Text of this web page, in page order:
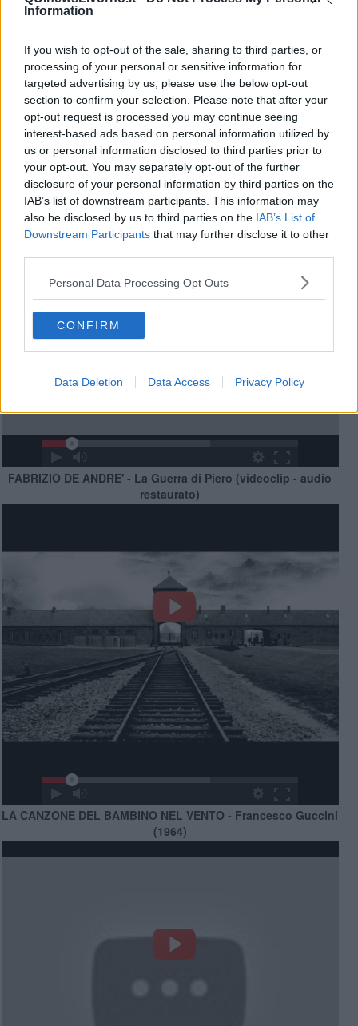
Information
If you wish to opt-out of the sale, sharing to third parties, or
processing of your personal or sensitive information for
targeted advertising by us, please use the below opt-out
section to confirm your selection. Please note that after your
opt-out request is processed you may continue seeing
interest-based ads based on personal information utilized by
us or personal information disclosed to third parties prior to
your opt-out. You may separately opt-out of the further
disclosure of your personal information by third parties on the
IAB’s list of downstream participants. This information may
also be disclosed by us to third parties on the IAB’s List of
Downstream Participants that may further disclose it to other
Personal Data Processing Opt Outs
CONFIRM
Data Deletion Data Access Privacy Policy
BLOWIN' IN THE WIND - Bob Dylan (1963)
FABRIZIO DE ANDRE' - La Guerra di Piero (videoclip - audio
restaurato)
LA CANZONE DEL BAMBINO NEL VENTO - Francesco Guccini
(1964)